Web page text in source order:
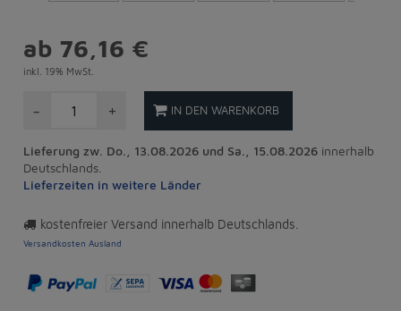
ab 76,16 €
inkl. 19% MwSt.
- + IN DEN WARENKORB
Lieferung zw. Do., 13.08.2026 und Sa., 15.08.2026 innerhalb
Deutschlands.
Lieferzeiten in weitere Länder
kostenfreier Versand innerhalb Deutschlands.
Versandkosten Ausland